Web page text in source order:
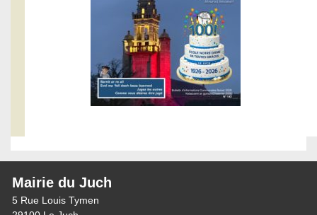
Mairie du Juch
5 Rue Louis Tymen